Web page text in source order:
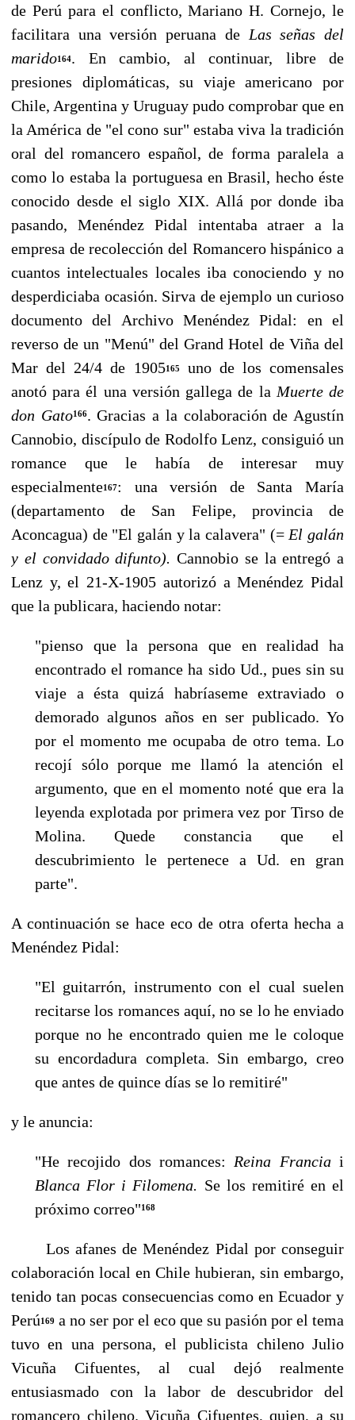
de Perú para el conflicto, Mariano H. Cornejo, le
facilitara una versión peruana de Las señas del
marido164. En cambio, al continuar, libre de
presiones diplo­máticas, su viaje americano por
Chile, Argentina y Uruguay pudo comprobar que en
la Améri­ca de "el cono sur" estaba viva la tradición
oral del romancero español, de forma paralela a
como lo estaba la portuguesa en Brasil, hecho éste
conocido desde el siglo XIX. Allá por donde iba
pa­sando, Menéndez Pidal intentaba atraer a la
empresa de recolección del Romancero hispánico a
cuantos intelectuales locales iba conociendo y no
desperdiciaba ocasión. Sirva de ejemplo un cu­rioso
documento del Archivo Menéndez Pidal: en el
reverso de un "Menú" del Grand Hotel de Viña del
Mar del 24/4 de 1905165
uno de los comensales
anotó para él una versión gallega de la Muerte de
don Gato166. Gracias a la colaboración de Agustín
Cannobio, discípulo de Rodolfo Lenz, consiguió un
romance que le había de interesar muy
especialmente167: una versión de San­ta María
(departamento de San Felipe, provincia de
Aconcagua) de "El galán y la calavera" (= El galán
y el convidado difunto). Cannobio se la entregó a
Lenz y, el 21-X-1905 autorizó a Menén­dez Pidal
que la publicara, haciendo notar:
"pienso que la persona que en realidad ha
encontrado el romance ha sido Ud., pues sin su
viaje a ésta quizá habríaseme extraviado o
demorado algunos años en ser publicado. Yo
por el momento me ocupaba de otro tema. Lo
recojí sólo porque me llamó la atención el
argu­mento, que en el momento noté que era la
leyenda explotada por primera vez por Tirso de
Molina. Quede constancia que el
descubrimiento le pertenece a Ud. en gran
parte".
A continuación se hace eco de otra oferta hecha a
Menéndez Pidal:
"El guitarrón, instrumento con el cual suelen
recitarse los romances aquí, no se lo he en­viado
porque no he encontrado quien me le coloque
su encordadura completa. Sin embargo, creo
que antes de quince días se lo remitiré"
y le anuncia:
"He recojido dos romances: Reina Franciai
Blanca Flor i Filomena. Se los remitiré en el
próximo correo"168
Los afanes de Menéndez Pidal por conseguir
colaboración local en Chile hubieran, sin em­bargo,
tenido tan pocas consecuencias como en Ecuador y
Perú169 a no ser por el eco que su pa­sión por el tema
tuvo en una persona, el publicista chileno Julio
Vicuña Cifuentes, al cual dejó realmente
entusiasmado con la labor de descubridor del
romancero chileno. Vicuña Cifuentes, quien, a su